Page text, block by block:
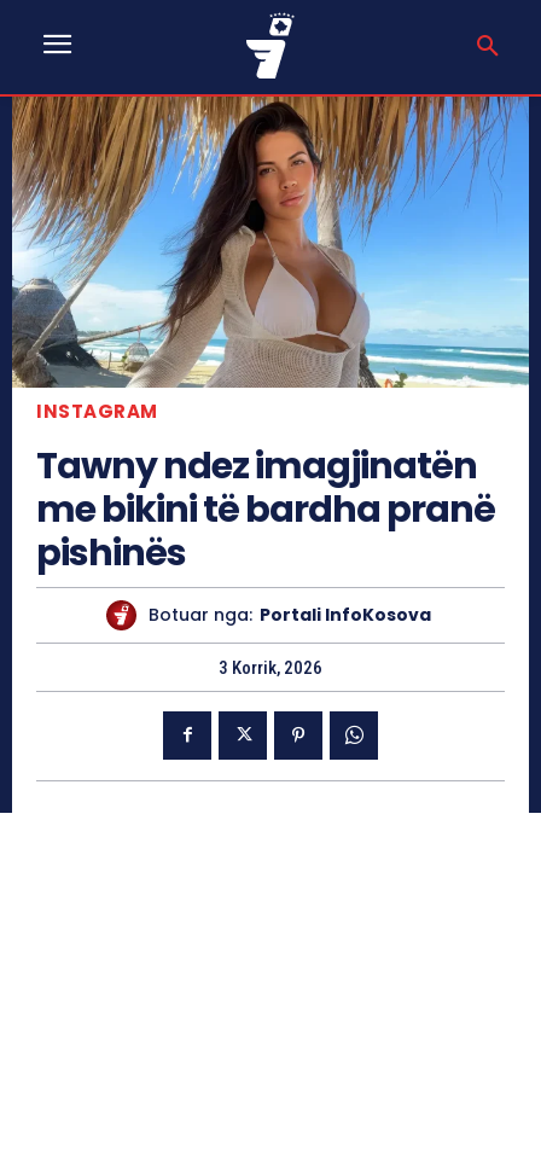
INSTAGRAM
Tawny ndez imagjinatën
me bikini të bardha pranë
pishinës
Botuar nga: Portali InfoKosova
3 Korrik, 2026